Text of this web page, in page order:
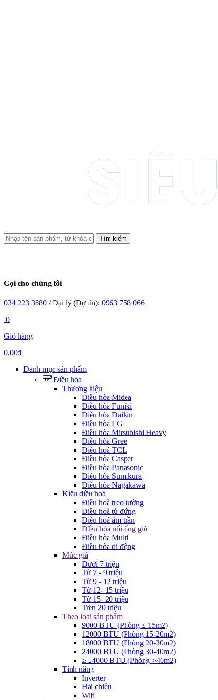
Tìm kiếm
Gọi cho chúng tôi
034 223 3680 / Đại lý (Dự án): 0963 758 066
0
Giỏ hàng
0.00đ
Danh mục sản phẩm
Điều hòa
Thương hiệu
Điều hòa Midea
Điều hòa Funiki
Điều hòa Daikin
Điều hòa LG
Điều hòa Mitsubishi Heavy
Điều hòa Gree
Điều hoà TCL
Điều hòa Casper
Điều hòa Panasonic
Điều hòa Sumikura
Điều hòa Nagakawa
Kiểu điều hoà
Điều hoà treo tường
Điều hoà tủ đứng
Điều hoà âm trần
ĐIều hòa nối ống gió
Điều hòa Multi
Điều hòa di động
Mức giá
Dưới 7 triệu
Từ 7 - 9 triệu
Từ 9 - 12 triệu
Từ 12- 15 triệu
Từ 15- 20 triệu
Trên 20 triệu
Theo loại sản phẩm
9000 BTU (Phòng ≤ 15m2)
12000 BTU (Phòng 15-20m2)
18000 BTU (Phòng 20-30m2)
24000 BTU (Phòng 30-40m2)
≥ 24000 BTU (Phòng >40m2)
Tính năng
Inverter
Hai chiều
Wifi